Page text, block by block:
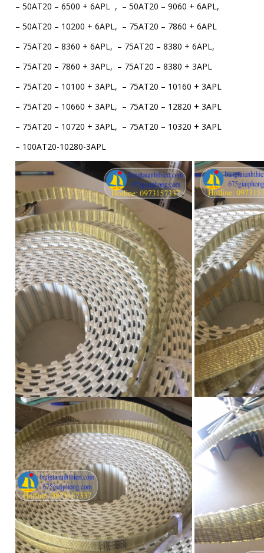
– 50AT20 – 6500 + 6APL , – 50AT20 – 9060 + 6APL,
– 50AT20 – 10200 + 6APL, – 75AT20 – 7860 + 6APL
– 75AT20 – 8360 + 6APL, – 75AT20 – 8380 + 6APL,
– 75AT20 – 7860 + 3APL, – 75AT20 – 8380 + 3APL
– 75AT20 – 10100 + 3APL, – 75AT20 – 10160 + 3APL
– 75AT20 – 10660 + 3APL, – 75AT20 – 12820 + 3APL
– 75AT20 – 10720 + 3APL, – 75AT20 – 10320 + 3APL
– 100AT20-10280-3APL